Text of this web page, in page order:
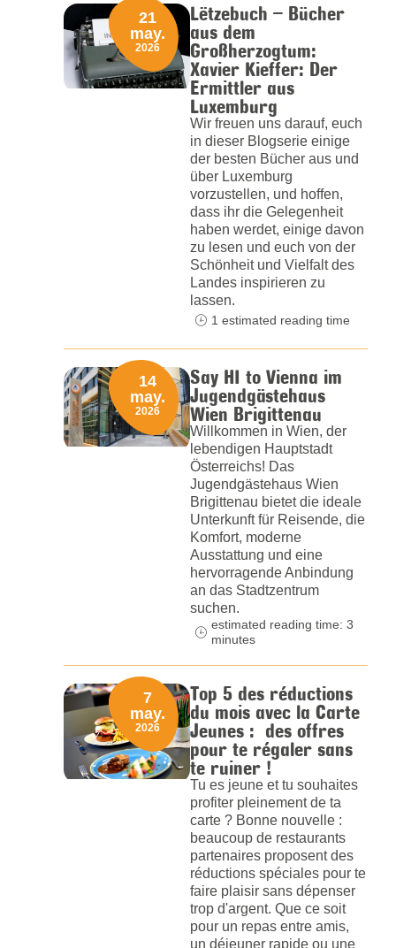
Lëtzebuch – Bücher
aus dem
Großherzogtum:
Xavier Kieffer: Der
Ermittler aus
Luxemburg
Wir freuen uns darauf, euch
in dieser Blogserie einige
der besten Bücher aus und
über Luxemburg
vorzustellen, und hoffen,
dass ihr die Gelegenheit
haben werdet, einige davon
zu lesen und euch von der
Schönheit und Vielfalt des
Landes inspirieren zu
lassen.
21
may.
2026
1 estimated reading time
Say HI to Vienna im
Jugendgästehaus
Wien Brigittenau
Willkommen in Wien, der
lebendigen Hauptstadt
Österreichs! Das
Jugendgästehaus Wien
Brigittenau bietet die ideale
Unterkunft für Reisende, die
Komfort, moderne
Ausstattung und eine
hervorragende Anbindung
an das Stadtzentrum
suchen.
14
may.
2026
estimated reading time: 3
minutes
Top 5 des réductions
du mois avec la Carte
Jeunes : des offres
pour te régaler sans
te ruiner !
Tu es jeune et tu souhaites
profiter pleinement de ta
carte ? Bonne nouvelle :
beaucoup de restaurants
partenaires proposent des
réductions spéciales pour te
faire plaisir sans dépenser
trop d'argent. Que ce soit
pour un repas entre amis,
un déjeuner rapide ou une
7
may.
2026